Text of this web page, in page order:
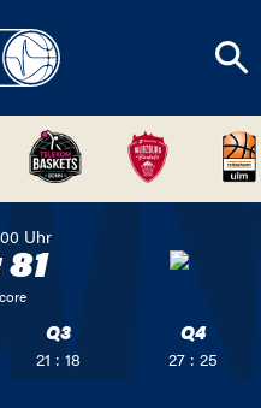
Uhr
81
Q3
21 : 18
Q4
27 : 25